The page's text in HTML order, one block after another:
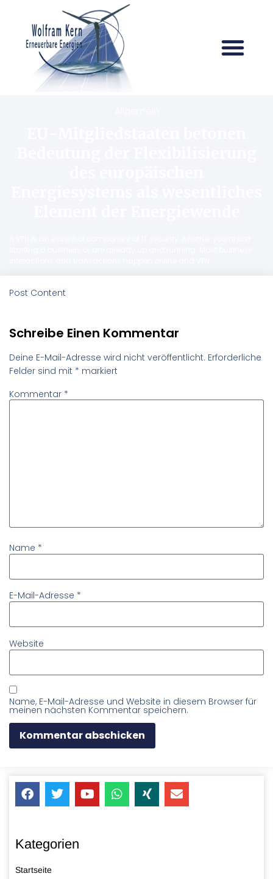
Post Content
Schreibe Einen Kommentar
Deine E-Mail-Adresse wird nicht veröffentlicht. Erforderliche
Felder sind mit * markiert
Kommentar *
Name *
E-Mail-Adresse *
Website
Name, E-Mail-Adresse und Website in diesem Browser für
meinen nächsten Kommentar speichern.
Kategorien
Startseite